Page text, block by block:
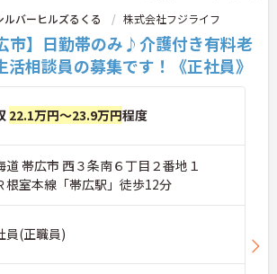
バーヒルズるくる 株式会社フジライフ
市】日勤帯のみ♪介護付き有料老
活相談員の募集です！《正社員》
22.1万円～23.9万円程度
道 帯広市 西３条南６丁目２番地１
根室本線「帯広駅」徒歩12分
員(正職員)